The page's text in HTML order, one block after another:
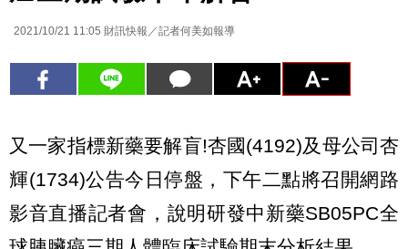
2021/10/21 11:05 財訊快報／記者何美如報導
又一家指標新藥要解盲!杏國(4192)及母公司杏
輝(1734)公告今日停盤，下午二點將召開網路
影音直播記者會，說明研發中新藥SB05PC全